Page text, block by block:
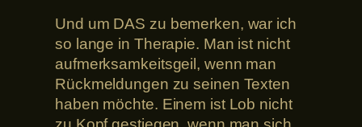
Und um DAS zu bemerken, war ich
so lange in Therapie. Man ist nicht
aufmerksamkeitsgeil, wenn man
Rückmeldungen zu seinen Texten
haben möchte. Einem ist Lob nicht